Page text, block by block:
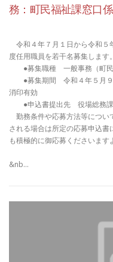
務：町民福祉課窓口係
令和４年７月１日から令和５
度任用職員を若干名募集します。
●募集職種 一般事務（町民
●募集期間 令和４年５月９
消印有効
●申込書提出先 役場総務課
勤務条件や応募方法等につい
される場合は所定の応募申込
も積極的に御応募くださいます
&nb…